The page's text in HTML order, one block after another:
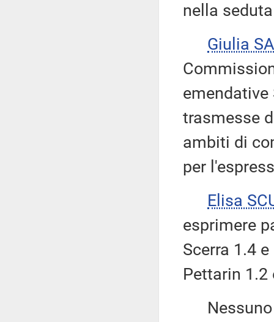
nella
Giulia
emendative
trasmesse
ambiti di
per
Elisa
esprimere
Scerra 1.4
Pettarin 1.2
Nessuno